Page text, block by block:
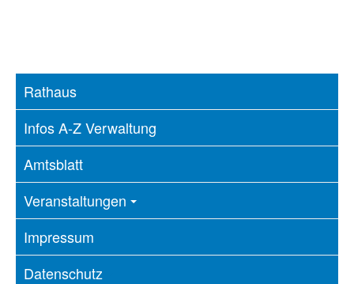
Rathaus
Infos A-Z Verwaltung
Amtsblatt
Veranstaltungen
Impressum
Datenschutz